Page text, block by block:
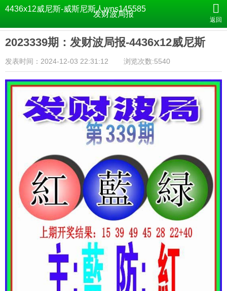
4436x12威尼斯-威斯尼斯人wns145585
发财波局报
返回
2023339期：发财波局报-4436x12威尼斯
发表时间：2024-12-03 22:31:12 浏览次数:5540